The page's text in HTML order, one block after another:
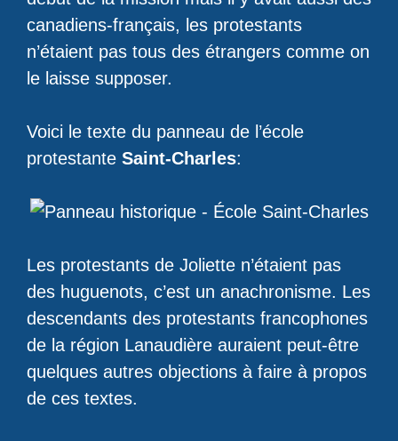
canadiens-français, les protestants
n’étaient pas tous des étrangers comme on
le laisse supposer.
Voici le texte du panneau de l’école
protestante Saint-Charles:
Les protestants de Joliette n’étaient pas
des huguenots, c’est un anachronisme. Les
descendants des protestants francophones
de la région Lanaudière auraient peut-être
quelques autres objections à faire à propos
de ces textes.